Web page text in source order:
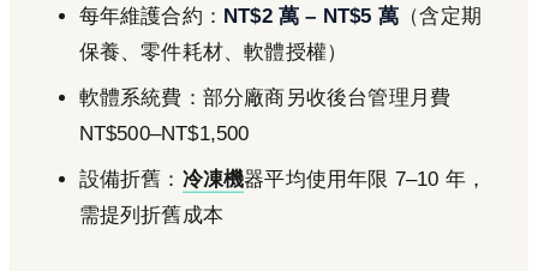
每年維護合約： NT$2 萬 – NT$5 萬 （含定期
保養、零件耗材、軟體授權）
軟體系統費：部分廠商另收後台管理月費
NT$500–NT$1,500
設備折舊： 冷凍機器平均使用年限 7–10 年，
需提列折舊成本